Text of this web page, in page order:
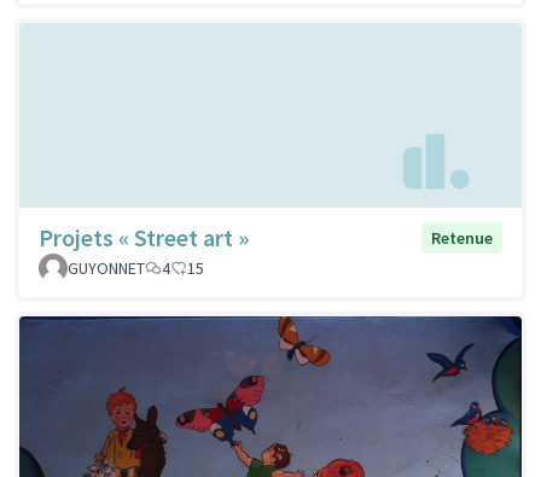
Projets « Street art »
Retenue
GUYONNET
4 15